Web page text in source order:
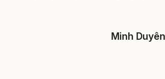
Minh Duyên